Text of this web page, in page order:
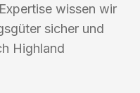
wissen wir
sicher und
Highland